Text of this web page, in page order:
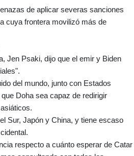
de aplicar severas sanciones
cuya frontera movilizó más de
Jen Psaki, dijo que el emir y Biden
del mundo, junto con Estados
Doha sea capaz de redirigir
Sur, Japón y China, y tiene escaso
respecto a cuánto esperar de Catar